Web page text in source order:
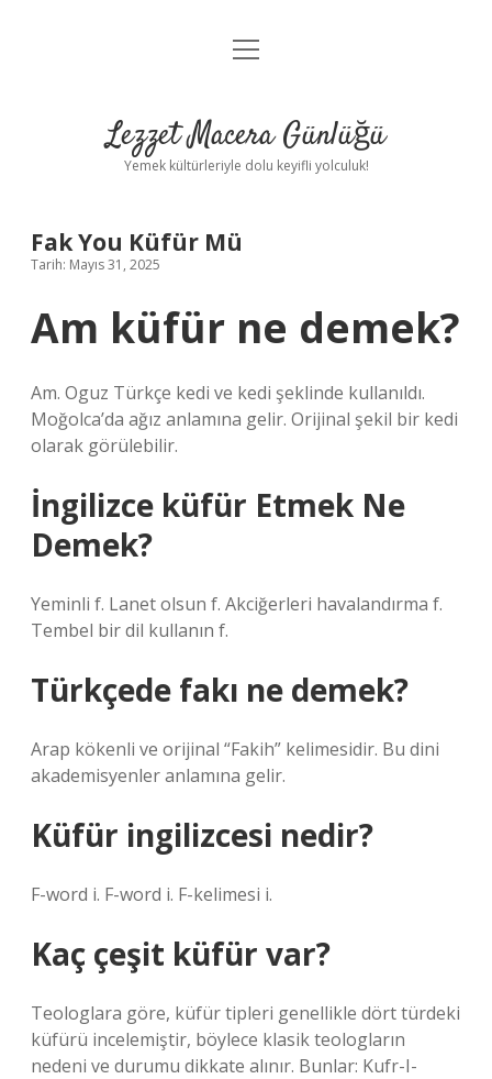
Anasayfa
Yasal Uyarı
menüyü
Lezzet Macera Günlüğü
Yemek kültürleriyle dolu keyifli yolculuk!
Fak You Küfür Mü
Tarih: Mayıs 31, 2025
Am küfür ne demek?
Am. Oguz Türkçe kedi ve kedi şeklinde kullanıldı.
Moğolca’da ağız anlamına gelir. Orijinal şekil bir kedi
olarak görülebilir.
İngilizce küfür Etmek Ne
Demek?
Yeminli f. Lanet olsun f. Akciğerleri havalandırma f.
Tembel bir dil kullanın f.
Türkçede fakı ne demek?
Arap kökenli ve orijinal “Fakih” kelimesidir. Bu dini
akademisyenler anlamına gelir.
Küfür ingilizcesi nedir?
F-word i. F-word i. F-kelimesi i.
Kaç çeşit küfür var?
Teologlara göre, küfür tipleri genellikle dört türdeki
küfürü incelemiştir, böylece klasik teologların
nedeni ve durumu dikkate alınır. Bunlar: Kufr-I-